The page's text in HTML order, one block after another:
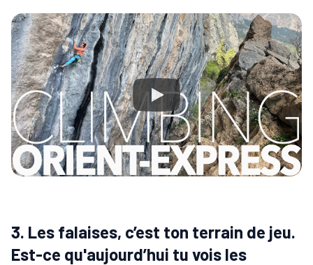
3. Les falaises, c’est ton terrain de jeu.
Est-ce qu'aujourd’hui tu vois les